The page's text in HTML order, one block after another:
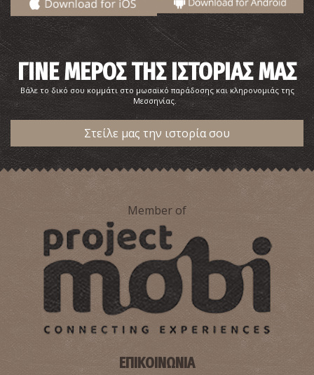
Βελισσάριος Κορένσιος–Ζωγράφος
Ιωάννης Λιαράκος-Ο ηρωικός αγωνιστής της
Κώστας Καντζιλιέρης–Ερμηνευτής και ερευνητής
ΓΙΝΕ ΜΕΡΟΣ ΤΗΣ ΙΣΤΟΡΙΑΣ ΜΑΣ
Βάλε το δικό σου κομμάτι στο μωσαϊκό παράδοσης και κληρονομιάς της
Μεσσηνίας.
Στείλε μας την ιστορία σου
Member of
ΕΠΙΚΟΙΝΩΝΙΑ